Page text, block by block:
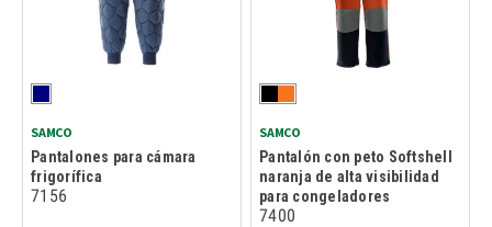
SAMCO
Pantalones para cámara
frigorífica
7156
SAMCO
Pantalón con peto Softshell
naranja de alta visibilidad
para congeladores
7400